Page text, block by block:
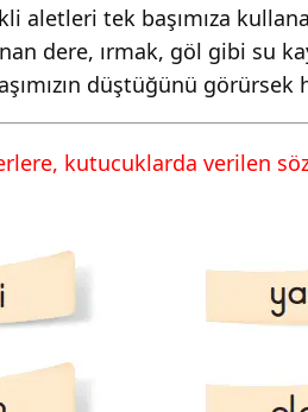
aletleri tek başımıza
dere, ırmak, göl gibi su
düştüğünü görürsek
kutucuklarda verilen